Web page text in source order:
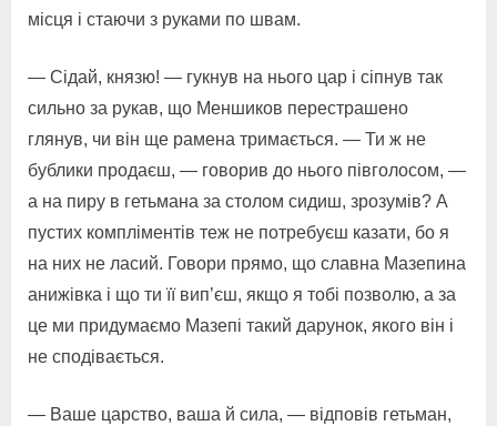
місця і стаючи з руками по швам.
— Сідай, князю! — гукнув на нього цар і сіпнув так
сильно за рукав, що Меншиков перестрашено
глянув, чи він ще рамена тримається. — Ти ж не
бублики продаєш, — говорив до нього півголосом, —
а на пиру в гетьмана за столом сидиш, зрозумів? А
пустих компліментів теж не потребуєш казати, бо я
на них не ласий. Говори прямо, що славна Мазепина
анижівка і що ти її вип’єш, якщо я тобі позволю, а за
це ми придумаємо Мазепі такий дарунок, якого він і
не сподівається.
— Ваше царство, ваша й сила, — відповів гетьман,